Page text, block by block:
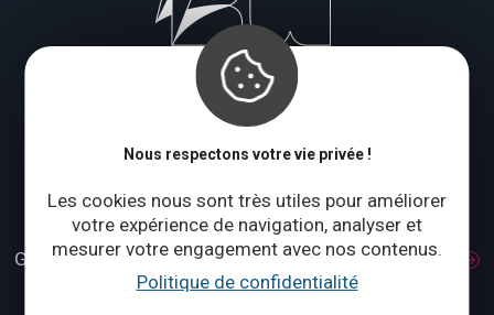
Nous respectons votre vie privée !
Les cookies nous sont très utiles pour améliorer
votre expérience de navigation, analyser et
mesurer votre engagement avec nos contenus.
Politique de confidentialité
Le blog
Fédération et Maison du Tourisme du Brabant wallon
Grand Place 1 – 1370 JodoigneAccès et transport
Tél. :+32 (0)10 56 09 70